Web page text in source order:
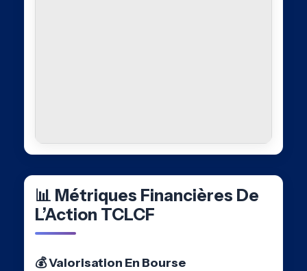
📊 Métriques Financières De
L’Action TCLCF
💰 Valorisation En Bourse